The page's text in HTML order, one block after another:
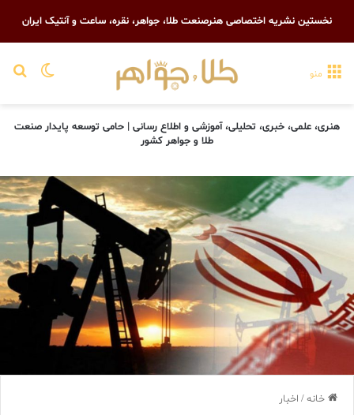
نخستین نشریه اختصاصی هنرصنعت طلا، جواهر، نقره، ساعت و آنتیک ایران
تغییر منو
هنری، علمی، خبری، تحلیلی، آموزشی و اطلاع رسانی | حامی توسعه پایدار صنعت
طلا و جواهر کشور
خانه/ اخبار